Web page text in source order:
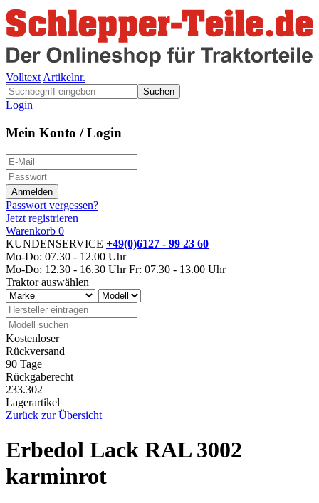
Volltext Artikelnr.
Suchen
Login
Mein Konto / Login
Passwort vergessen?
Jetzt registrieren
Warenkorb 0
KUNDENSERVICE +49(0)6127 - 99 23 60
Mo-Do: 07.30 - 12.00 Uhr
Mo-Do: 12.30 - 16.30 Uhr Fr: 07.30 - 13.00 Uhr
Traktor auswählen
Kostenloser
Rückversand
90 Tage
Rückgaberecht
233.302
Lagerartikel
Zurück zur Übersicht
Erbedol Lack RAL 3002
karminrot